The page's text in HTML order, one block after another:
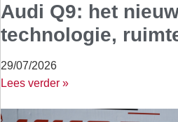
Audi Q9: het
technologie,
29/07/2026
Lees verder »